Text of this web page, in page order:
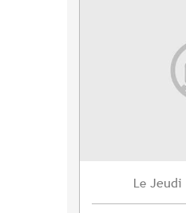
Le Jeudi